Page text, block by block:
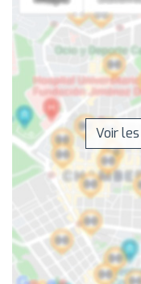
Voir